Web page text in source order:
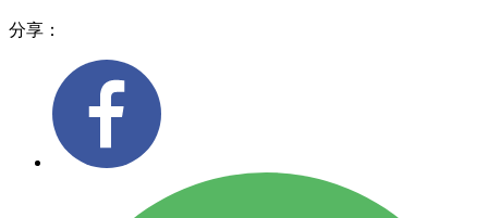
分享：